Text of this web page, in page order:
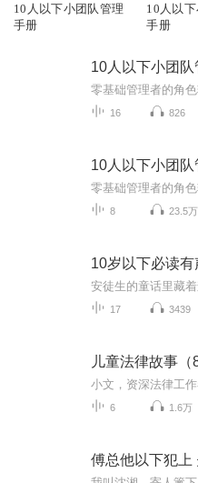
10人以下小团队管理
手册
10人以
手册
10人以下小团
16 826
10人以下小团
8 23.5万
10岁以下必读有
17 3439
儿童法律故事（
6 1.6万
傅总他以下犯上